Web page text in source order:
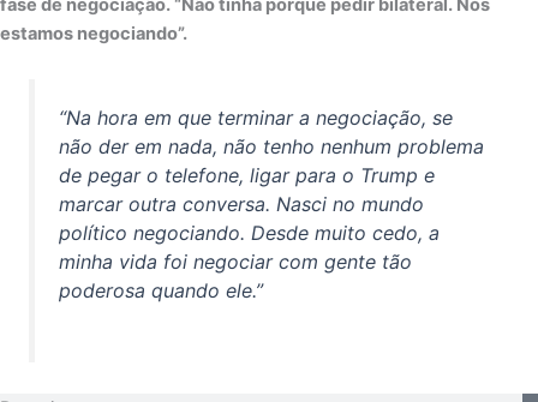
fase de negociação. “Não tinha porque pedir bilateral. Nós
estamos negociando”.
“Na hora em que terminar a negociação, se
não der em nada, não tenho nenhum problema
de pegar o telefone, ligar para o Trump e
marcar outra conversa. Nasci no mundo
político negociando. Desde muito cedo, a
minha vida foi negociar com gente tão
poderosa quando ele.”